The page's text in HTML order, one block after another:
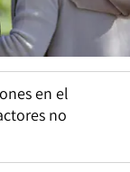
en el
no